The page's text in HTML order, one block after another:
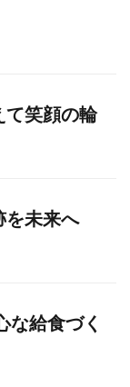
て笑顔の輪
を未来へ
な給食づく